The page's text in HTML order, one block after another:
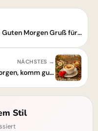
Schönen Freitag Bilder - Guten Morgen Gruß für WhatsApp
NÄCHSTES →
Freitagmorgen-Gruß - Guten Morgen, komm gut ins Wochenende!
Stil